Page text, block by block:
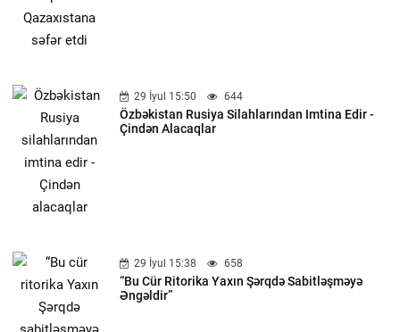
29 İyul 15:50 644
Özbəkistan Rusiya Silahlarından Imtina Edir -
Çindən Alacaqlar
29 İyul 15:38 658
“Bu Cür Ritorika Yaxın Şərqdə Sabitləşməyə
Əngəldir”